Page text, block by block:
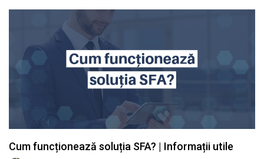
Cum funcționează soluția SFA? | Informații utile